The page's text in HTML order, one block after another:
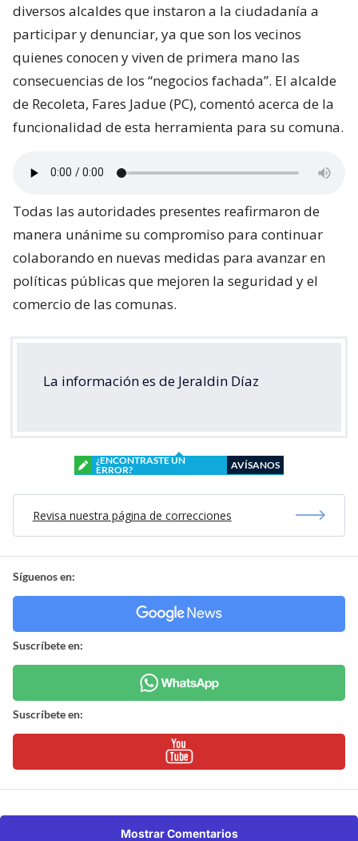
diversos alcaldes que instaron a la ciudadanía a
participar y denunciar, ya que son los vecinos
quienes conocen y viven de primera mano las
consecuencias de los “negocios fachada”. El alcalde
de Recoleta, Fares Jadue (PC), comentó acerca de la
funcionalidad de esta herramienta para su comuna.
Todas las autoridades presentes reafirmaron de
manera unánime su compromiso para continuar
colaborando en nuevas medidas para avanzar en
políticas públicas que mejoren la seguridad y el
comercio de las comunas.
La información es de Jeraldin Díaz
¿ENCONTRASTE UN
ERROR?
AVÍSANOS
Revisa nuestra página de correcciones
Síguenos en:
Suscríbete en:
Suscríbete en:
Mostrar Comentarios